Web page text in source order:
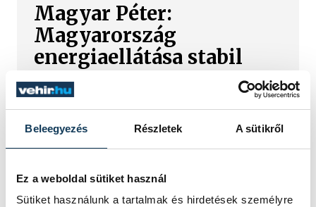
Beleegyezés Részletek A sütikről
Ez a weboldal sütiket használ
Sütiket használunk a tartalmak és hirdetések személyre
Magyar Péter:
Magyarország
energiaellátása stabil
Jelenleg stabil Magyarország
energiaellátása, a paksi erőmű
munkatársai azon dolgoznak, hogy az
utolsó még termelő turbina
hibamentesen működjön - közölte a
miniszterelnök a paksi erőműnél tett
keddi látogatása során.